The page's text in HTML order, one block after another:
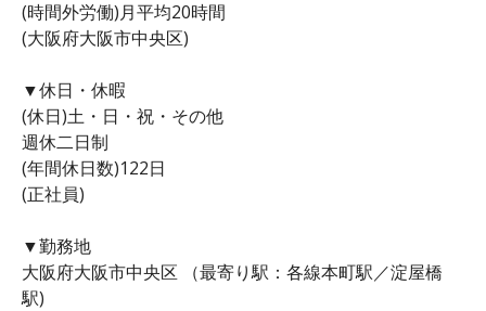
(時間外労働)月平均20時間
(大阪府大阪市中央区)
▼休日・休暇
(休日)土・日・祝・その他
週休二日制
(年間休日数)122日
(正社員)
▼勤務地
大阪府大阪市中央区 （最寄り駅：各線本町駅／淀屋橋
駅)